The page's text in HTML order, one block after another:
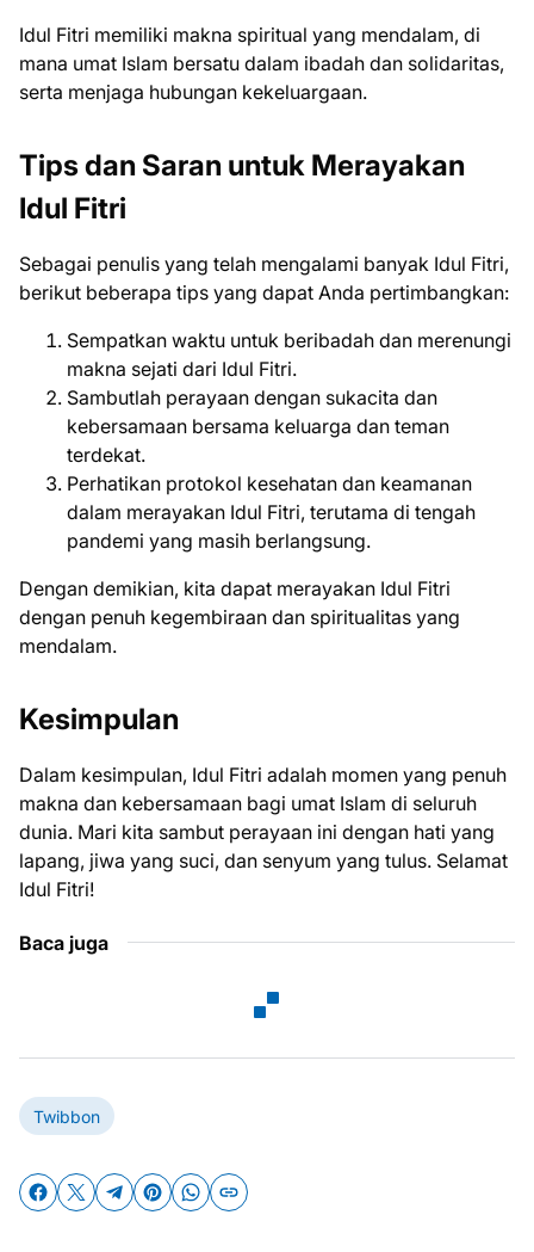
Idul Fitri memiliki makna spiritual yang mendalam, di
mana umat Islam bersatu dalam ibadah dan solidaritas,
serta menjaga hubungan kekeluargaan.
Tips dan Saran untuk Merayakan
Idul Fitri
Sebagai penulis yang telah mengalami banyak Idul Fitri,
berikut beberapa tips yang dapat Anda pertimbangkan:
Sempatkan waktu untuk beribadah dan merenungi
makna sejati dari Idul Fitri.
Sambutlah perayaan dengan sukacita dan
kebersamaan bersama keluarga dan teman
terdekat.
Perhatikan protokol kesehatan dan keamanan
dalam merayakan Idul Fitri, terutama di tengah
pandemi yang masih berlangsung.
Dengan demikian, kita dapat merayakan Idul Fitri
dengan penuh kegembiraan dan spiritualitas yang
mendalam.
Kesimpulan
Dalam kesimpulan, Idul Fitri adalah momen yang penuh
makna dan kebersamaan bagi umat Islam di seluruh
dunia. Mari kita sambut perayaan ini dengan hati yang
lapang, jiwa yang suci, dan senyum yang tulus. Selamat
Idul Fitri!
Baca juga
Twibbon